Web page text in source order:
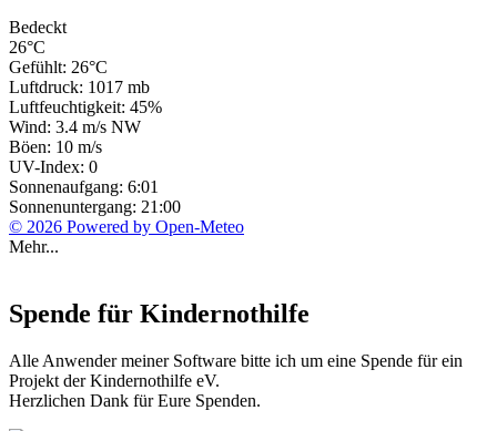
Bedeckt
26°C
Gefühlt: 26°C
Luftdruck: 1017 mb
Luftfeuchtigkeit: 45%
Wind: 3.4 m/s NW
Böen: 10 m/s
UV-Index: 0
Sonnenaufgang: 6:01
Sonnenuntergang: 21:00
© 2026 Powered by Open-Meteo
Mehr...
Spende für Kindernothilfe
Alle Anwender meiner Software bitte ich um eine Spende für ein
Projekt der Kindernothilfe eV.
Herzlichen Dank für Eure Spenden.